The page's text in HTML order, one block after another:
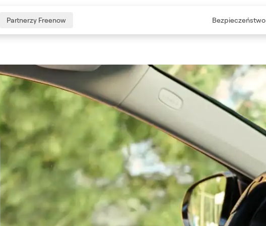
Partnerzy Freenow Bezpieczeństwo